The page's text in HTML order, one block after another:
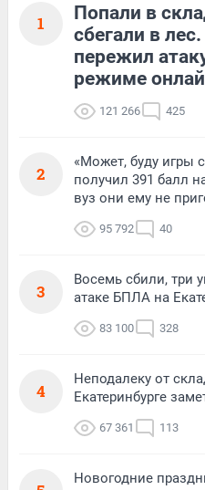
1
Попали в
сбегали в
пережил
режиме
121 266 425
2
«Может, буду игры
получил 391 балл
вуз они ему не
95 792 40
3
Восемь сбили, три
атаке БПЛА на
83 100 328
4
Неподалеку от
Екатеринбурге
67 361 113
Новогодние